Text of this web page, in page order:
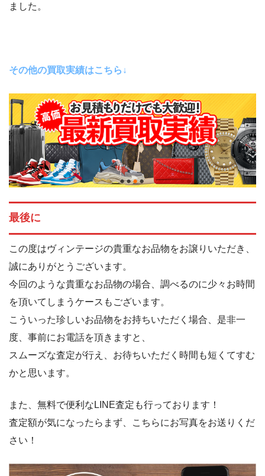
ました。
その他の買取実績はこちら↓
最後に
この度はヴィンテージの貴重なお品物をお譲りいただき、
誠にありがとうございます。
今回のような貴重なお品物の場合、調べるのに少々お時間
を頂いてしまうケースもございます。
こういった珍しいお品物をお持ちいただく場合、是非一
度、事前にお電話を頂きますと、
スムーズな査定が行え、お待ちいただく時間も短くてすむ
かと思います。
また、無料で便利なLINE査定も行っております！
査定額が気になったらまず、こちらにお写真をお送りくだ
さい！